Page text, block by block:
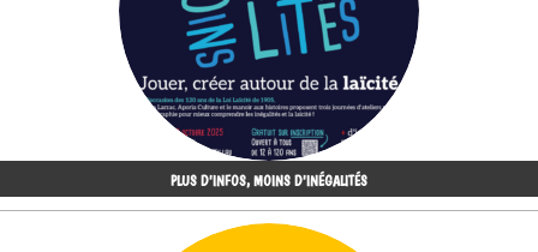
PLUS D'INFOS, MOINS D'INÉGALITÉS